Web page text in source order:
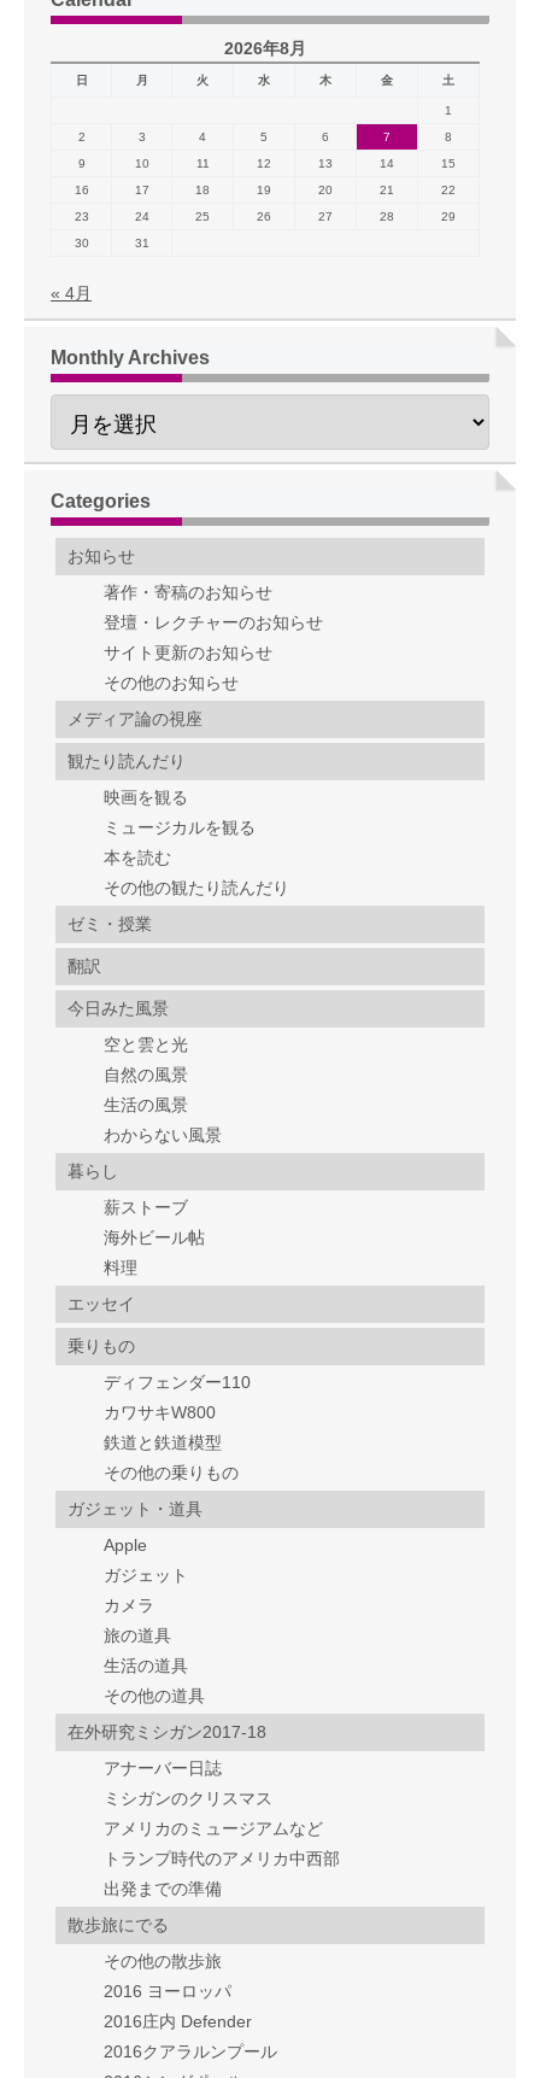
2026年8月
日 月 火 水 木 金 土
1
2
3 4 5 6 7
8
9
10 11 12 13 14
15
16
17 18 19 20 21
22
23
24 25 26 27 28
29
30
31
« 4月
Monthly Archives
Categories
お知らせ
著作・寄稿のお知らせ
登壇・レクチャーのお知らせ
サイト更新のお知らせ
その他のお知らせ
メディア論の視座
観たり読んだり
映画を観る
ミュージカルを観る
本を読む
その他の観たり読んだり
ゼミ・授業
翻訳
今日みた風景
空と雲と光
自然の風景
生活の風景
わからない風景
暮らし
薪ストーブ
海外ビール帖
料理
エッセイ
乗りもの
ディフェンダー110
カワサキW800
鉄道と鉄道模型
その他の乗りもの
ガジェット・道具
Apple
ガジェット
カメラ
旅の道具
生活の道具
その他の道具
在外研究ミシガン2017-18
アナーバー日誌
ミシガンのクリスマス
アメリカのミュージアムなど
トランプ時代のアメリカ中西部
出発までの準備
散歩旅にでる
その他の散歩旅
2016 ヨーロッパ
2016庄内 Defender
2016クアラルンプール